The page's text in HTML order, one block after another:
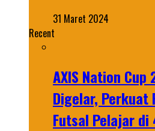
31 Maret 2024
Recent
AXIS Nation
Digelar, Perkuat
Futsal Pelajar di